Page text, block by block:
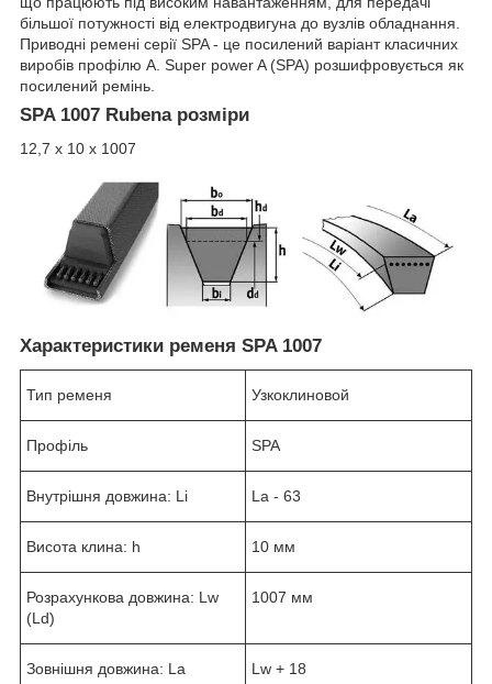
більшої потужності від електродвигуна до вузлів обладнання.
Приводні ремені серії SPA - це посилений варіант класичних
виробів профілю A. Super power A (SPA) розшифровується як
посилений ремінь.
SPA 1007 Rubena розміри
12,7 х 10 х 1007
Характеристики ременя SPA 1007
Тип ременя Узкоклиновой
Профіль SPA
Внутрішня довжина: Li La - 63
Висота клина: h 10 мм
Розрахункова довжина: Lw
(Ld)
1007 мм
Зовнішня довжина: La Lw + 18